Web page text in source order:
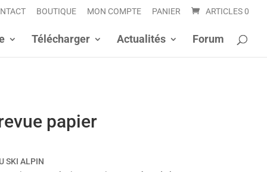
BOUTIQUE MON COMPTE PANIER ARTICLES 0
Télécharger Actualités Forum
papier
SKI ALPIN